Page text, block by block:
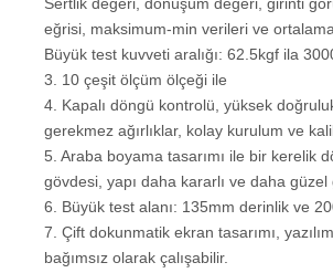
eğrisi, maksimum-min verileri ve
Büyük test kuvveti aralığı: 62.5kgf ila
3. 10 çeşit ölçüm ölçeği ile
4. Kapalı döngü kontrolü, yüksek
gerekmez ağırlıklar, kolay kurulum ve
5. Araba boyama tasarımı ile bir kerelik
gövdesi, yapı daha kararlı ve daha
6. Büyük test alanı: 135mm derinlik ve
7. Çift dokunmatik ekran tasarımı,
bağımsız olarak çalışabilir.